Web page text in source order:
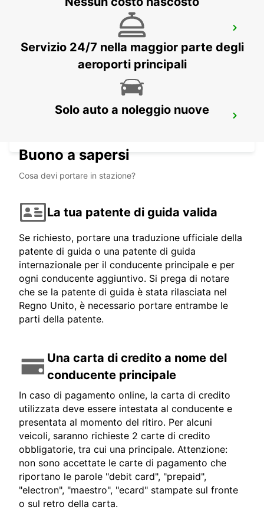
GANGNAM DOWNTOWN
SEOUL - KOREA(SOUTH)
Servizio 24/7 nella maggior parte degli
aeroporti principali
Solo auto a noleggio nuove
Buono a sapersi
Cosa devi portare in stazione?
La tua patente di guida valida
Se richiesto, portare una traduzione ufficiale della
patente di guida o una patente di guida
internazionale per il conducente principale e per
ogni conducente aggiuntivo. Si prega di notare
che se la patente di guida è stata rilasciata nel
Regno Unito, è necessario portare entrambe le
parti della patente.
Una carta di credito a nome del
conducente principale
In caso di pagamento online, la carta di credito
utilizzata deve essere intestata al conducente e
presentata al momento del ritiro. Per alcuni
veicoli, saranno richieste 2 carte di credito
obbligatorie, tra cui una principale. Attenzione:
non sono accettate le carte di pagamento che
riportano le parole "debit card", "prepaid",
"electron", "maestro", "ecard" stampate sul fronte
o sul retro della carta.